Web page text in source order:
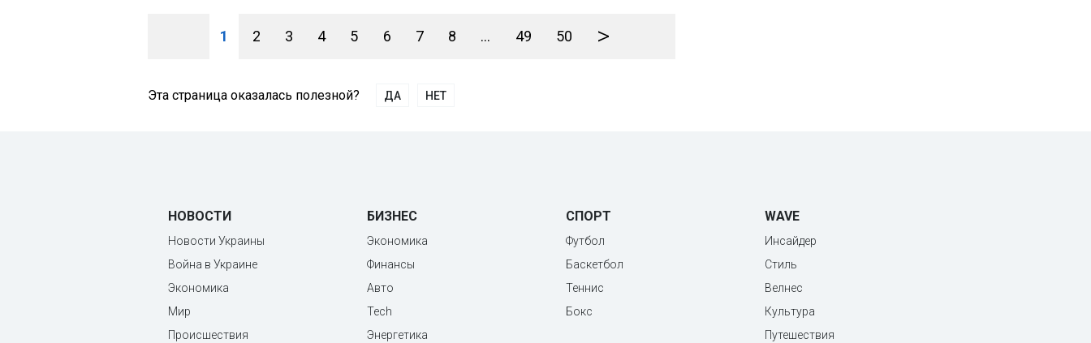
1 2 3 4 5 6 7 8 ... 49 50 >
Эта страница оказалась полезной? ДА НЕТ
НОВОСТИ
Новости Украины
Война в Украине
Экономика
Мир
Происшествия
БИЗНЕС
Экономика
Финансы
Авто
Tech
Энергетика
СПОРТ
Футбол
Баскетбол
Теннис
Бокс
WAVE
Инсайдер
Стиль
Велнес
Культура
Путешествия